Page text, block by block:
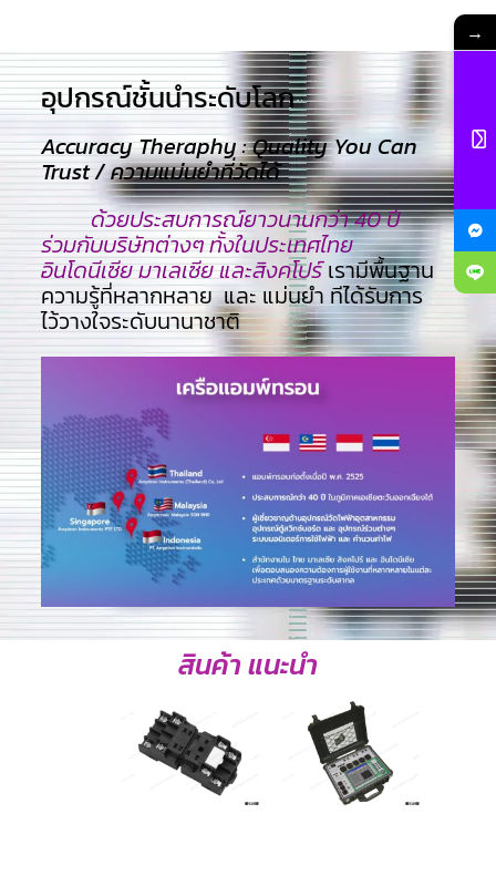
อุปกรณ์ชั้นนำระดับโลก​
Accuracy Theraphy : Quality You Can
Trust / ความแม่นยำที่วัดได้
ด้วยประสบการณ์ยาวนานกว่า 40 ปี
ร่วมกับบริษัทต่างๆ ทั้งในประเทศไทย
อินโดนีเซีย มาเลเซีย และสิงคโปร์เรามีพื้นฐาน
ความรู้ที่หลากหลาย และ แม่นยำ ทีไ่ด้รับการ
ไว้วางใจระดับนานาชาติ
สินค้า แนะนำ
→